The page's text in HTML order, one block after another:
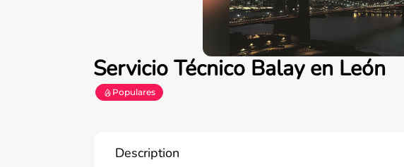
Servicio Técnico Balay en León
Populares
Description